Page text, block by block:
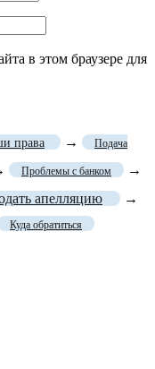
в этом браузере для
права → Подача
Проблемы с банком →
апелляцию →
Куда обратиться